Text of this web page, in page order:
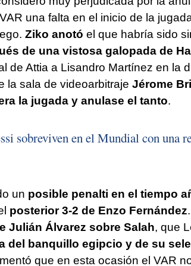
una falta en el inicio de la
Ziko anotó el que habría sido
de una vistosa galopada de
de Attia a Lisandro Martínez en la
la sala de videoarbitraje Jérome
la jugada y anulase el tanto.
sobreviven en el Mundial con una
un posible penalti en el tiempo
posterior 3-2 de Enzo Fernández
Julián Álvarez sobre Salah, que
del banquillo egipcio y de su
que en esta ocasión el VAR